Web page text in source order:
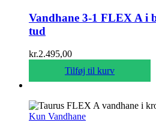
Vandhane 3-1 FLEX A i
tud
kr.2.495,00
Tilføj til kurv
Kun Vandhane